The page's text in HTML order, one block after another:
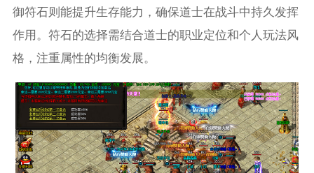
御符石则能提升生存能力，确保道士在战斗中持久发挥
作用。符石的选择需结合道士的职业定位和个人玩法风
格，注重属性的均衡发展。